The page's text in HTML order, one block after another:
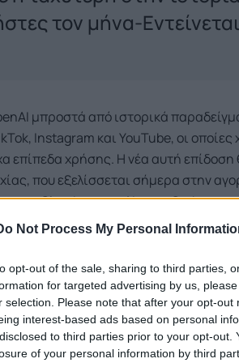
Not Process My Personal
opt-out of the sale, sharing to third parties,
for targeted advertising by us,
selection. Please note that after your opt-out
interest-based ads based on personal
to third parties prior to your opt-out.
of your personal information by third
τον μήνα-
μπροστά από ιστορικά
Instagram και YouTube, οι οποίες
επίπεδα χρήσης. Η νέα αυτή επίδοση
που εξελίσσεται σήμερα στην
το Claude και η xAI με το Grok.
στοιχεία για το 2026, η
εβδομαδιαίους ενεργούς χρήστες
ξεπερνά πλέον τα 15